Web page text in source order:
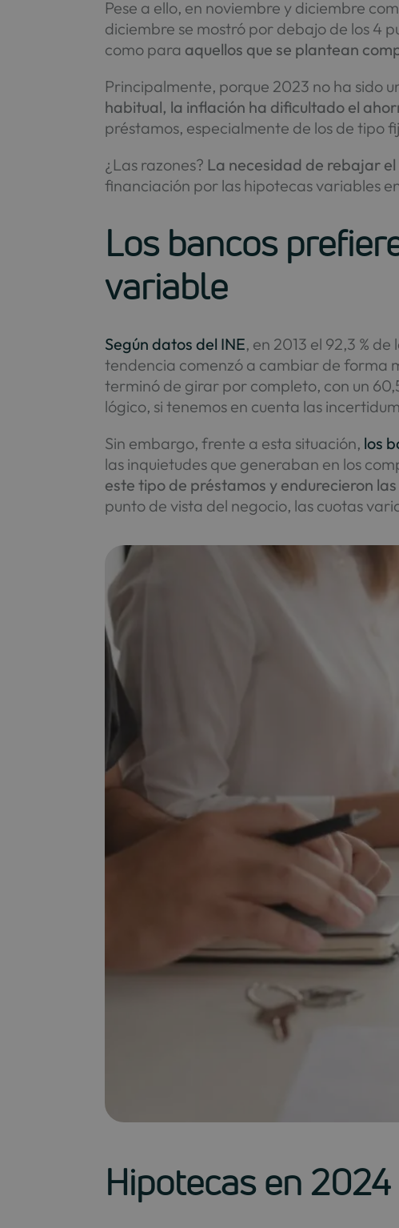
Pese a ello, en noviembre y diciembre
diciembre se mostró por debajo de los 4
como para aquellos que se plantean
Principalmente, porque 2023 no ha sido
habitual, la inflación ha dificultado el
préstamos, especialmente de los de tipo
¿Las razones? La necesidad de rebajar
financiación por las hipotecas variables
Los bancos
variable
Según datos del INE, en 2013 el 92,3 %
tendencia comenzó a cambiar de forma
terminó de girar por completo, con un
lógico, si tenemos en cuenta las
Sin embargo, frente a esta situación, los
las inquietudes que generaban en los
este tipo de préstamos y endurecieron
punto de vista del negocio, las cuotas
Hipotecas en